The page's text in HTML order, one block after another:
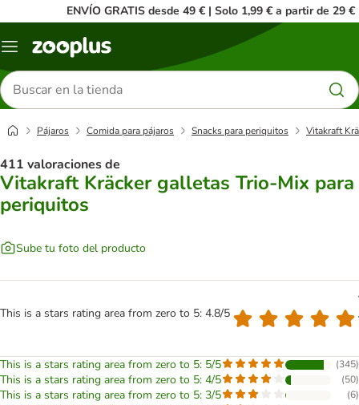
ENVÍO GRATIS desde 49 € | Solo 1,99 € a partir de 29 €
Menú
Buscar
productos
Pájaros Comida para pájaros Snacks para periquitos Vitakraft
411 valoraciones de
Vitakraft Kräcker galletas Trio-Mix para
periquitos
Sube tu foto del producto
This is a stars rating area from zero to 5: 4.8/5
This is a stars rating area from zero to 5: 5/5 (345)
This is a stars rating area from zero to 5: 4/5 (50)
This is a stars rating area from zero to 5: 3/5 (6)